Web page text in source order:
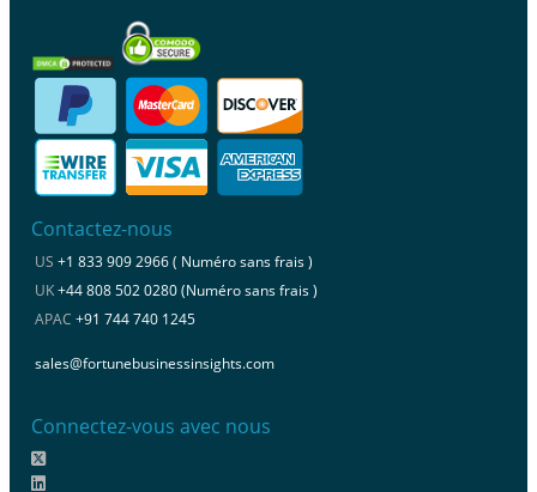
Contactez-nous
US +1 833 909 2966 ( Numéro sans frais )
UK+44 808 502 0280 (Numéro sans frais )
APAC +91 744 740 1245
sales@fortunebusinessinsights.com
Connectez-vous avec nous